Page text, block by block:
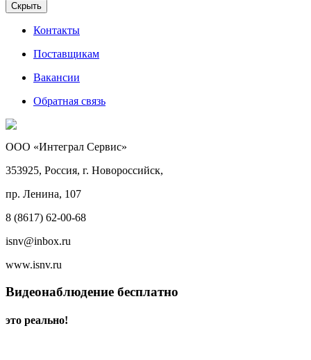
Скрыть
Контакты
Поставщикам
Вакансии
Обратная связь
ООО «Интеграл Сервис»
353925, Россия, г. Новороссийск,
пр. Ленина, 107
8 (8617) 62-00-68
isnv@inbox.ru
www.isnv.ru
Видеонаблюдение бесплатно
это реально!